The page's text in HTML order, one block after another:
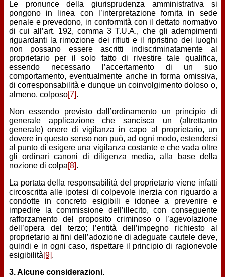
Le pronunce della giurisprudenza amministrativa si
pongono in linea con l’interpretazione fornita in sede
penale e prevedono, in conformità con il dettato normativo
di cui all’art. 192, comma 3 T.U.A., che gli adempimenti
riguardanti la rimozione dei rifiuti e il ripristino dei luoghi
non possano essere ascritti indiscriminatamente al
proprietario per il solo fatto di rivestire tale qualifica,
essendo necessario l’accertamento di un suo
comportamento, eventualmente anche in forma omissiva,
di corresponsabilità e dunque un coinvolgimento doloso o,
almeno, colposo[7].
Non essendo previsto dall’ordinamento un principio di
generale applicazione che sancisca un (altrettanto
generale) onere di vigilanza in capo al proprietario, un
dovere in questo senso non può, ad ogni modo, estendersi
al punto di esigere una vigilanza costante e che vada oltre
gli ordinari canoni di diligenza media, alla base della
nozione di colpa[8].
La portata della responsabilità del proprietario viene infatti
circoscritta alle ipotesi di colpevole inerzia con riguardo a
condotte in concreto esigibili e idonee a prevenire e
impedire la commissione dell’illecito, con conseguente
rafforzamento del proposito criminoso o l’agevolazione
dell’opera del terzo; l’entità dell’impegno richiesto al
proprietario ai fini dell’adozione di adeguate cautele deve,
quindi e in ogni caso, rispettare il principio di ragionevole
esigibilità[9].
3. Alcune considerazioni.